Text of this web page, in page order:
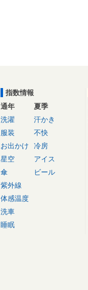
指数情報
通年
洗濯
服装
お出かけ
星空
傘
紫外線
体感温度
洗車
睡眠
夏季
汗かき
不快
冷房
アイス
ビール